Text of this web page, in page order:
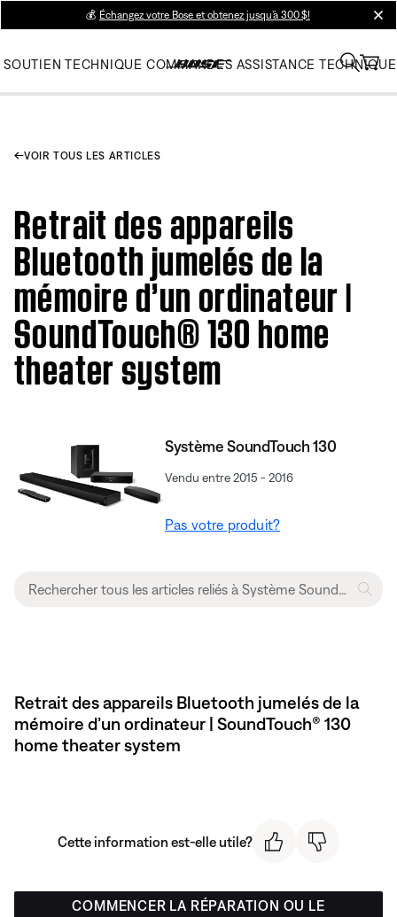
💰 Échangez votre Bose et obtenez jusqu’à 300 $!
SOUTIEN TECHNIQUE COMMANDES ASSISTANCE TECHNIQUE
VOIR TOUS LES ARTICLES
Retrait des appareils
Bluetooth jumelés de la
mémoire d’un ordinateur |
SoundTouch® 130 home
theater system
Système SoundTouch 130
Vendu entre 2015 - 2016
Pas votre produit?
Retrait des appareils Bluetooth jumelés de la
mémoire d’un ordinateur | SoundTouch® 130
home theater system
Cette information est-elle utile?
COMMENCER LA RÉPARATION OU LE